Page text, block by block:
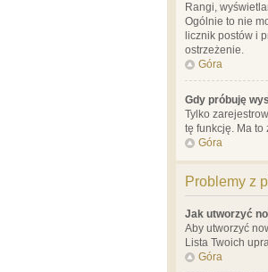
Rangi,
Ogólnie to nie
licznik postów i
ostrzeżenie.
Góra
Gdy próbuję
Tylko
tę funkcję. Ma
Góra
Problemy z
Jak utworzyć
Aby utworzyć
Lista Twoich
Góra